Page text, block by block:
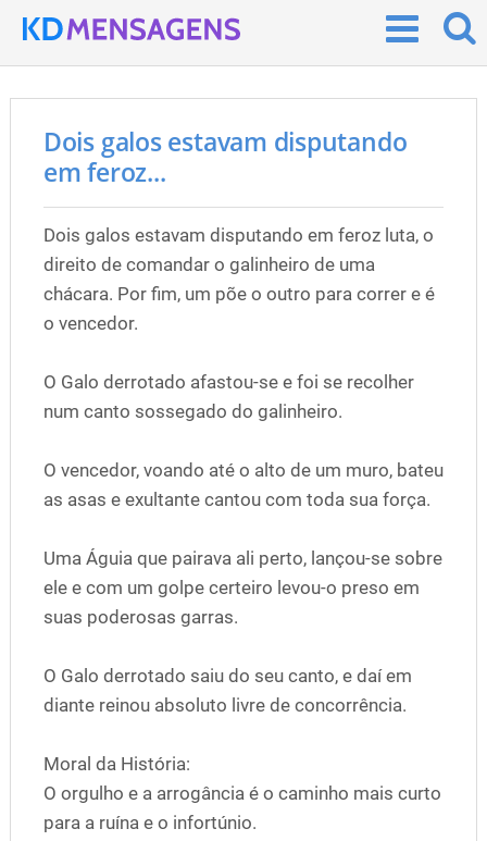
Dois galos estavam disputando
em feroz...
Dois galos estavam disputando em feroz luta, o
direito de comandar o galinheiro de uma
chácara. Por fim, um põe o outro para correr e é
o vencedor.
O Galo derrotado afastou-se e foi se recolher
num canto sossegado do galinheiro.
O vencedor, voando até o alto de um muro, bateu
as asas e exultante cantou com toda sua força.
Uma Águia que pairava ali perto, lançou-se sobre
ele e com um golpe certeiro levou-o preso em
suas poderosas garras.
O Galo derrotado saiu do seu canto, e daí em
diante reinou absoluto livre de concorrência.
Moral da História:
O orgulho e a arrogância é o caminho mais curto
para a ruína e o infortúnio.